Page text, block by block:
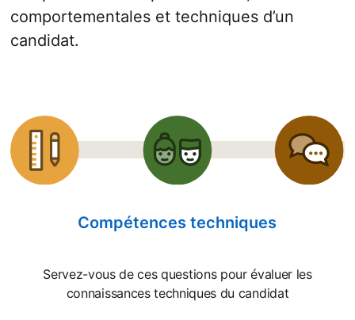
comportementales et techniques d’un
candidat.
Compétences techniques
Servez-vous de ces questions pour évaluer les
connaissances techniques du candidat